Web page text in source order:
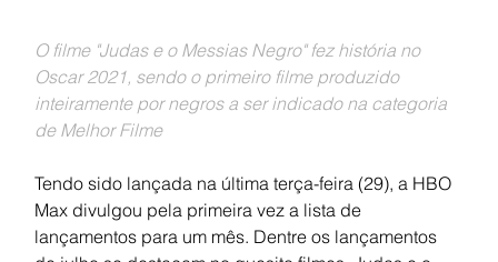
O filme "Judas e o Messias Negro" fez história no
Oscar 2021, sendo o primeiro filme produzido
inteiramente por negros a ser indicado na categoria
de Melhor Filme
Tendo sido lançada na última terça-feira (29), a HBO
Max divulgou pela primeira vez a lista de
lançamentos para um mês. Dentre os lançamentos